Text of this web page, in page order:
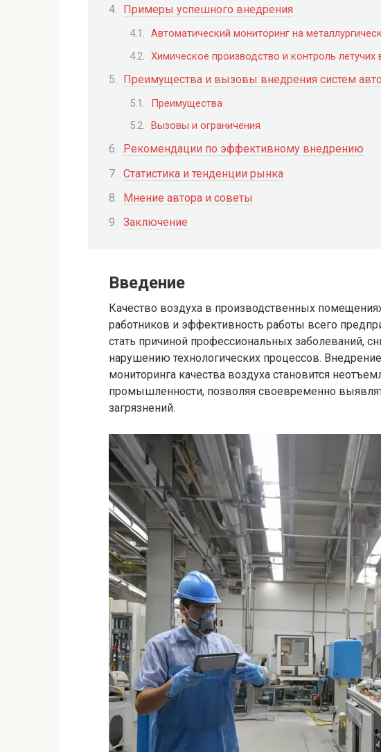
Примеры успешного внедрения
Автоматический мониторинг на
Химическое производство и контроль летучих
Преимущества и вызовы внедрения систем
Преимущества
Вызовы и ограничения
Рекомендации по эффективному внедрению
Статистика и тенденции рынка
Мнение автора и советы
Заключение
Введение
Качество воздуха в производственных
работников и эффективность работы всего
стать причиной профессиональных заболеваний,
нарушению технологических процессов.
мониторинга качества воздуха становится
промышленности, позволяя своевременно
загрязнений.